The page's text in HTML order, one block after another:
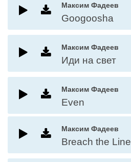
Максим Фадеев
Googoosha
Максим Фадеев
Иди на свет
Максим Фадеев
Even
Максим Фадеев
Breach the Line